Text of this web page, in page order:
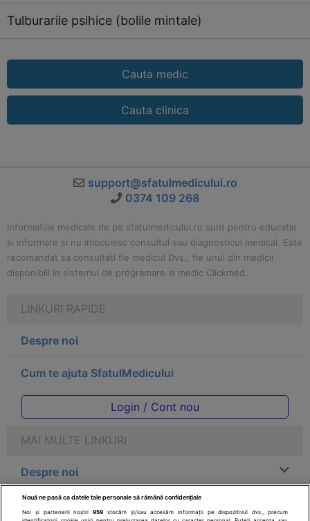
Tulburarile psihice (bolile mintale)
Cauta medic
Cauta clinica
support@sfatulmedicului.ro
0374 109 268
Informatiile medicale de pe sfatulmedicului.ro sunt pentru educatie
si informare si nu inlocuiesc consultul sau diagnosticul medical. Este
recomandat sa consultati fie medicul Dvs., fie unul din medicii
disponibili in sistemul de programare la medic Clickmed.
LINKURI RAPIDE
Despre noi
Cum te ajuta SfatulMedicului
Login / Cont nou
MAI MULTE LINKURI
Despre noi
Legal
Nouă ne pasă ca datele tale personale să rămână confidențiale
Noi și partenerii noștri959 stocăm și/sau accesăm informații pe dispozitivul dvs., precum